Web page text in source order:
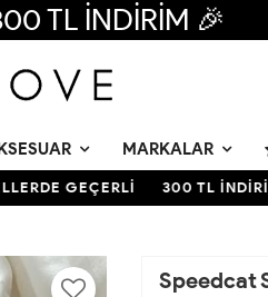
TL İNDİRİM 🎉
MARKALAR
GEÇERLİ 300 TL İNDİRİM
Speedcat